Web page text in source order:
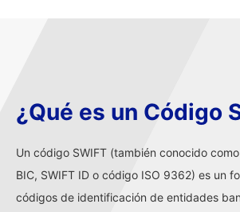
¿Qué es un Código
Un código SWIFT (también conocido
BIC, SWIFT ID o código ISO 9362) es un
códigos de identificación de entidades